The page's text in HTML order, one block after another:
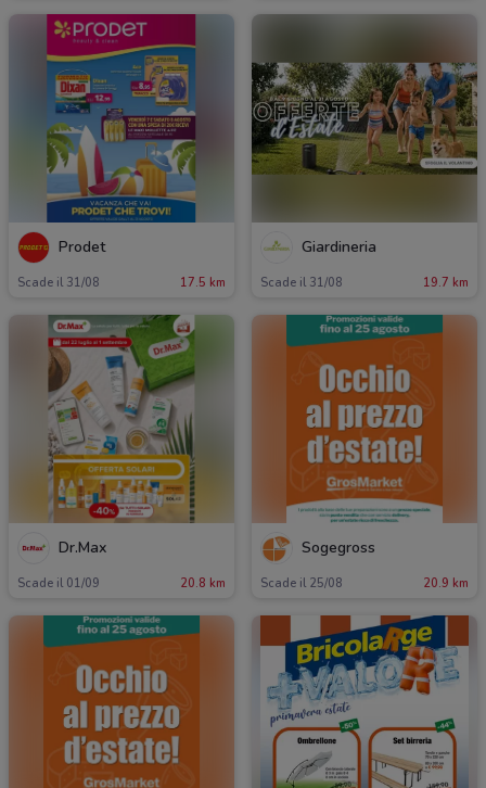
Prodet
Scade il 31/08 17.5 km
Giardineria
Scade il 31/08 19.7 km
Dr.Max
Scade il 01/09 20.8 km
Sogegross
Scade il 25/08 20.9 km